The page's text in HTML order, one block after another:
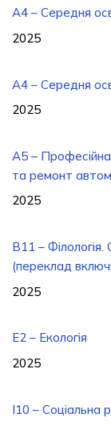
A4 – Середня
2025
A4 – Середня
2025
A5 –
та ремонт
2025
B11 – Філологія.
(переклад
2025
E2 – Екологія
2025
I10 – Соціальна